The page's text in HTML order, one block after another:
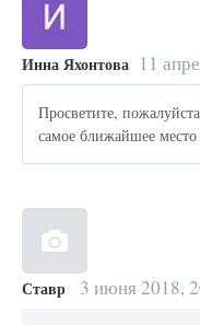
Инна Яхонтова 11
Просветите,
самое ближайшее
Ставр 3 июня 2018,